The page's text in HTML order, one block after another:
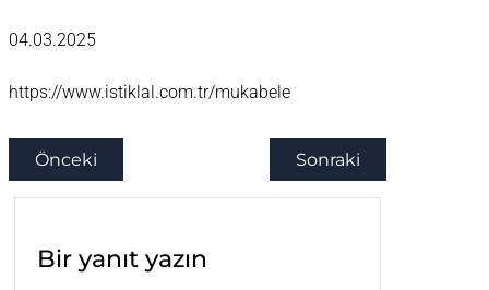
04.03.2025
https://www.istiklal.com.tr/mukabele
Önceki Sonraki
Bir yanıt yazın